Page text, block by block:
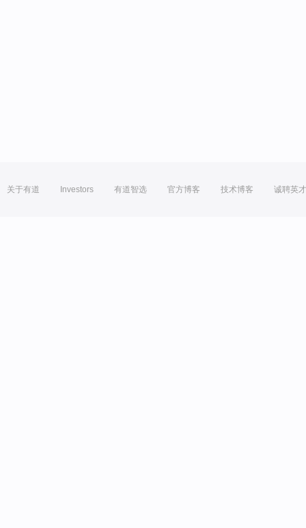
关于有道 Investors 有道智选 官方博客 技术博客 诚聘英才